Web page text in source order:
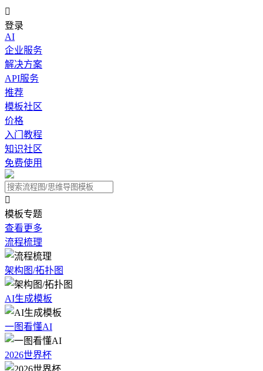

登录
AI
企业服务
解决方案
API服务
推荐
模板社区
价格
入门教程
知识社区
免费使用

模板专题
查看更多
流程梳理
架构图/拓扑图
AI生成模板
一图看懂AI
2026世界杯